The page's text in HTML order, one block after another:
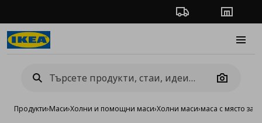
Проследяване на
Camera
Продукти›Маси›Холни и помощни маси›Холни маси›маса с място за